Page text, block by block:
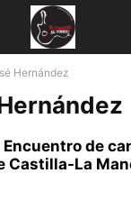
Hernández
Encuentro de
Castilla-La